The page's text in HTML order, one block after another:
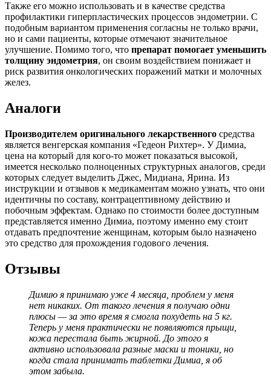
Также его можно использовать и в качестве средства
профилактики гиперпластических процессов эндометрии. С
подобным вариантом применения согласны не только врачи,
но и сами пациенты, которые отмечают значительное
улучшение. Помимо того, что препарат помогает уменьшить
толщину эндометрия, он своим воздействием понижает и
риск развития онкологических поражений матки и молочных
желез.
Аналоги
Производителем оригинального лекарственного средства
является венгерская компания «Гедеон Рихтер». У Димиа,
цена на который для кого-то может показаться высокой,
имеется несколько полноценных структурных аналогов, среди
которых следует выделить Джес, Мидиана, Ярина. Из
инструкции и отзывов к медикаментам можно узнать, что они
идентичны по составу, контрацептивному действию и
побочным эффектам. Однако по стоимости более доступным
представляется именно Димиа, поэтому именно ему стоит
отдавать предпочтение женщинам, которым было назначено
это средство для прохождения годового лечения.
Отзывы
Димию я принимаю уже 4 месяца, проблем у меня
нет никаких. От такого лечения я получаю одни
плюсы — за это время я смогла похудеть на 5 кг.
Теперь у меня практически не появляются прыщи,
кожа перестала быть жирной. До этого я
активно использовала разные маски и тоники, но
когда стала принимать таблетки Димиа, я об
этом забыла.